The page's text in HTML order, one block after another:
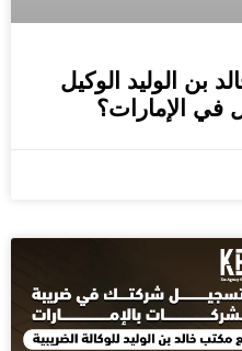
بن الوليد الوكيل
في الإمارات؟